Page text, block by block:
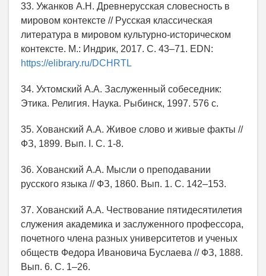
33. Ужанков А.Н. Древнерусская словесность в
мировом контексте // Русская классическая
литература в мировом культурно-историческом
контексте. М.: Индрик, 2017. С. 43–71. EDN:
https://elibrary.ru/DCHRTL
34. Ухтомский A.A. Заслуженный собеседник:
Этика. Религия. Наука. Рыбинск, 1997. 576 с.
35. Хованский А.А. Живое слово и живые факты //
ФЗ, 1899. Вып. I. C. 1-8.
36. Хованский А.А. Мысли о преподавании
русского языка // ФЗ, 1860. Вып. 1. С. 142–153.
37. Хованский А.А. Чествование пятидесятилетия
служения академика и заслуженного профессора,
почетного члена разных университетов и ученых
обществ Федора Ивановича Буслаева // ФЗ, 1888.
Вып. 6. С. 1–26.